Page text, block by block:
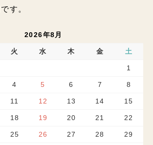
す。
2026年8月
火 水 木 金 土
1
4 5 6 7 8
11 12 13 14 15
18 19 20 21 22
25 26 27 28 29